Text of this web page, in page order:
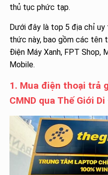
thủ tục phức tạp.
Dưới đây là top 5 địa chỉ
thức này, bao gồm các tên
Điện Máy Xanh, FPT Shop,
Mobile.
1. Mua điện thoại trả
CMND qua Thế Giới